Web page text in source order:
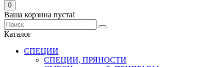
0
Ваша корзина пуста!
Каталог
СПЕЦИИ
СПЕЦИИ, ПРЯНОСТИ